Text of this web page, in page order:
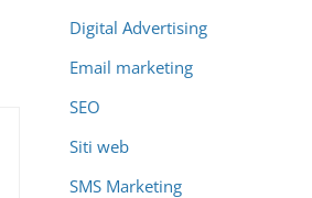
Digital Advertising
Email marketing
SEO
Siti web
SMS Marketing